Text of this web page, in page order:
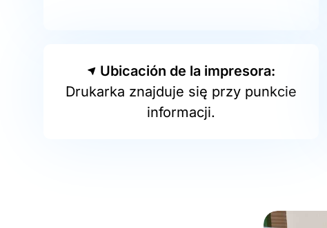
Ubicación de la impresora:
Drukarka znajduje się przy punkcie
informacji.